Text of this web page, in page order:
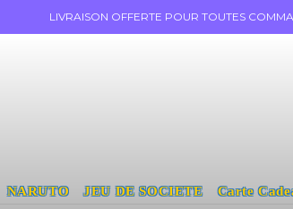
LIVRAISON OFFERTE POUR TOUTES
NARUTO JEU DE SOCIETE Carte